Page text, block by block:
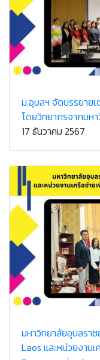
ม.อุบลฯ จัดบรรยาย
โดยวิทยากรจากมห
17 ธันวาคม 2567
มหาวิทยาลัยอุบลรา
Laos และหน่วยงาน